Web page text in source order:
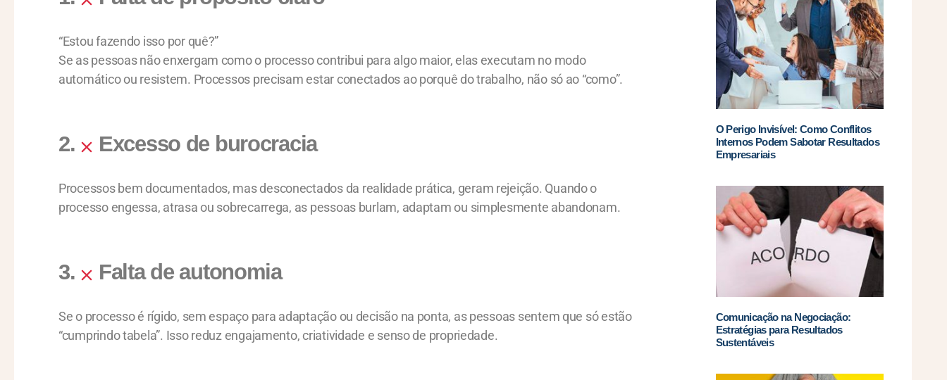
“Estou fazendo isso por quê?”
Se as pessoas não enxergam como o processo contribui para algo maior, elas executam no modo
automático ou resistem. Processos precisam estar conectados ao porquê do trabalho, não só ao “como”.
2. Excesso de burocracia
Processos bem documentados, mas desconectados da realidade prática, geram rejeição. Quando o
processo engessa, atrasa ou sobrecarrega, as pessoas burlam, adaptam ou simplesmente abandonam.
3. Falta de autonomia
Se o processo é rígido, sem espaço para adaptação ou decisão na ponta, as pessoas sentem que só estão
“cumprindo tabela”. Isso reduz engajamento, criatividade e senso de propriedade.
O Perigo Invisível: Como Conflitos
Internos Podem Sabotar Resultados
Empresariais
Comunicação na Negociação:
Estratégias para Resultados
Sustentáveis